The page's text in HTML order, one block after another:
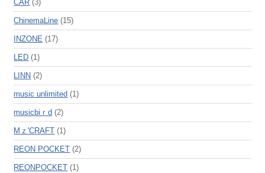
CAR (3)
ChinemaLine (15)
INZONE (17)
LED (1)
LINN (2)
music unlimited (1)
musicbiｒd (2)
Mｚ'CRAFT (1)
REON POCKET (2)
REONPOCKET (1)